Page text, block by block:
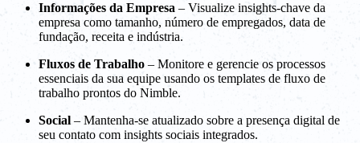
Informações da Empresa – Visualize insights-chave da
empresa como tamanho, número de empregados, data de
fundação, receita e indústria.
Fluxos de Trabalho – Monitore e gerencie os processos
essenciais da sua equipe usando os templates de fluxo de
trabalho prontos do Nimble.
Social– Mantenha-se atualizado sobre a presença digital de
seu contato com insights sociais integrados.